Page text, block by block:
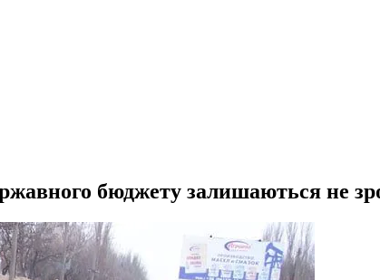
бюджету залишаються не